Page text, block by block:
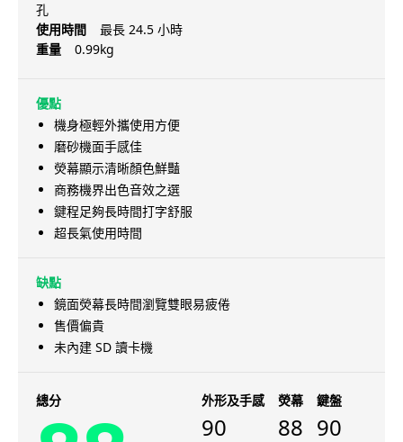
孔
使用時間
最長 24.5 小時
重量
0.99kg
優點
機身極輕外攜使用方便
磨砂機面手感佳
熒幕顯示清晰顏色鮮豔
商務機界出色音效之選
鍵程足夠長時間打字舒服
超長氣使用時間
缺點
鏡面熒幕長時間瀏覽雙眼易疲倦
售價偏貴
未內建 SD 讀卡機
總分 外形及手感
90
熒幕
88
鍵盤
90